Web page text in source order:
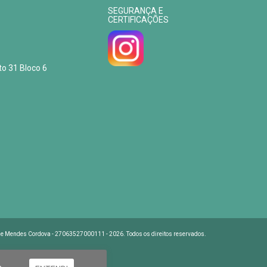
31 Bloco 6
SEGURANÇA E
CERTIFICAÇÕES
Mendes Cordova - 27063527000111 - 2026. Todos os direitos reservados.